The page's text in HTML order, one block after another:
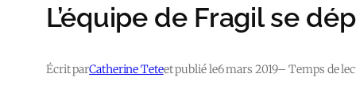
L’équipe de Fragil se
Écrit parCatherine Teteet publié le6 mars 2019– Temps de